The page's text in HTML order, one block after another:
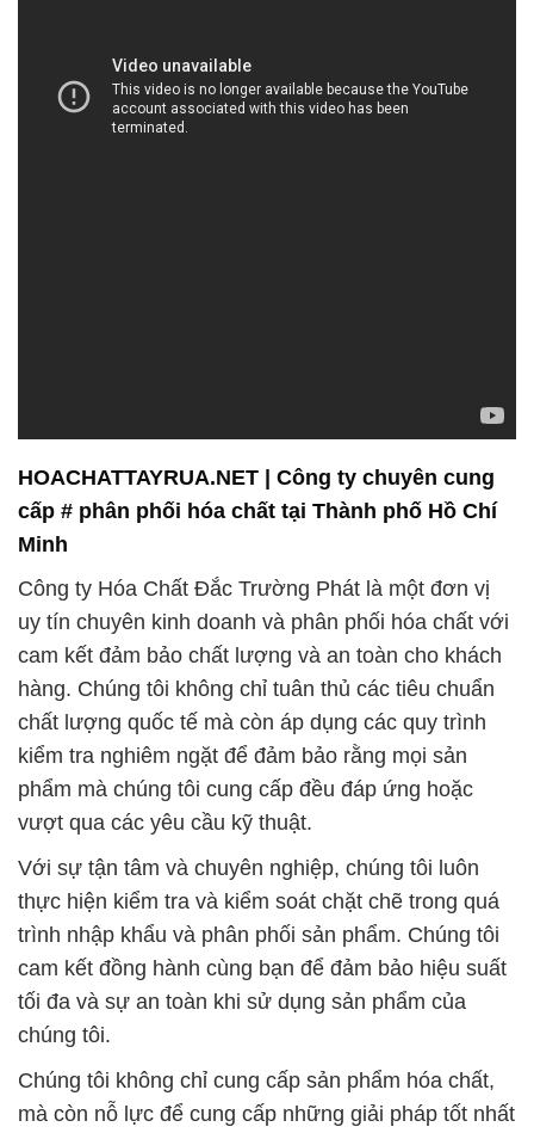
HOACHATTAYRUA.NET | Công ty chuyên cung
cấp # phân phối hóa chất tại Thành phố Hồ Chí
Minh
Công ty Hóa Chất Đắc Trường Phát là một đơn vị
uy tín chuyên kinh doanh và phân phối hóa chất với
cam kết đảm bảo chất lượng và an toàn cho khách
hàng. Chúng tôi không chỉ tuân thủ các tiêu chuẩn
chất lượng quốc tế mà còn áp dụng các quy trình
kiểm tra nghiêm ngặt để đảm bảo rằng mọi sản
phẩm mà chúng tôi cung cấp đều đáp ứng hoặc
vượt qua các yêu cầu kỹ thuật.
Với sự tận tâm và chuyên nghiệp, chúng tôi luôn
thực hiện kiểm tra và kiểm soát chặt chẽ trong quá
trình nhập khẩu và phân phối sản phẩm. Chúng tôi
cam kết đồng hành cùng bạn để đảm bảo hiệu suất
tối đa và sự an toàn khi sử dụng sản phẩm của
chúng tôi.
Chúng tôi không chỉ cung cấp sản phẩm hóa chất,
mà còn nỗ lực để cung cấp những giải pháp tốt nhất